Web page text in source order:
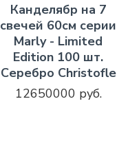
Канделябр на 7
свечей 60см серии
Marly - Limited
Edition 100 шт.
Серебро Christofle
12650000 руб.